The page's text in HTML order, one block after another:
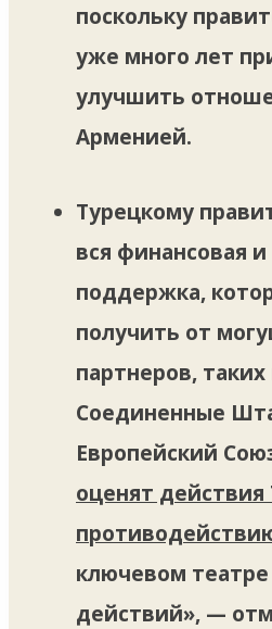
поскольку
уже много лет
улучшить
Арменией.
Турецкому
вся финансовая
поддержка,
получить от
партнеров, таких
Соединенные
Европейский
оценят действия
ключевом
действий», —